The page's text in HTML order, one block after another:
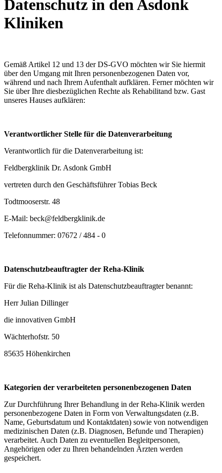
Datenschutz in den Asdonk
Kliniken
Gemäß Artikel 12 und 13 der DS-GVO möchten wir Sie hiermit
über den Umgang mit Ihren personenbezogenen Daten vor,
während und nach Ihrem Aufenthalt aufklären. Ferner möchten wir
Sie über Ihre diesbezüglichen Rechte als Rehabilitand bzw. Gast
unseres Hauses aufklären:
Verantwortlicher Stelle für die Datenverarbeitung
Verantwortlich für die Datenverarbeitung ist:
Feldbergklinik Dr. Asdonk GmbH
vertreten durch den Geschäftsführer Tobias Beck
Todtmooserstr. 48
E-Mail: beck@feldbergklinik.de
Telefonnummer: 07672 / 484 - 0
Datenschutzbeauftragter der Reha-Klinik
Für die Reha-Klinik ist als Datenschutzbeauftragter benannt:
Herr Julian Dillinger
die innovativen GmbH
Wächterhofstr. 50
85635 Höhenkirchen
Kategorien der verarbeiteten personenbezogenen Daten
Zur Durchführung Ihrer Behandlung in der Reha-Klinik werden
personenbezogene Daten in Form von Verwaltungsdaten (z.B.
Name, Geburtsdatum und Kontaktdaten) sowie von notwendigen
medizinischen Daten (z.B. Diagnosen, Befunde und Therapien)
verarbeitet. Auch Daten zu eventuellen Begleitpersonen,
Angehörigen oder zu Ihren behandelnden Ärzten werden
gespeichert.